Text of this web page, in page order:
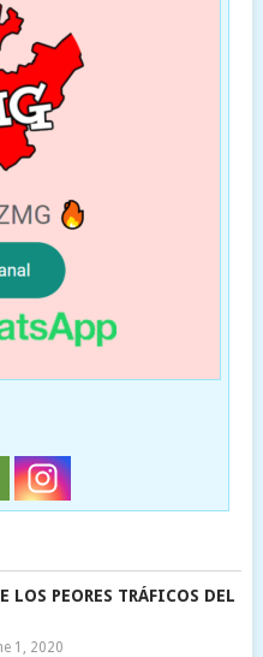
LOS PEORES TRÁFICOS DEL
1, 2020